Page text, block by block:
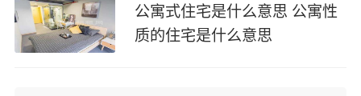
公寓式住宅是什么意思 公寓性
质的住宅是什么意思